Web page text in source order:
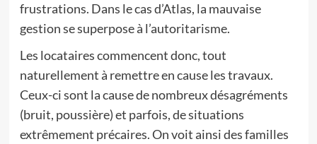
frustrations. Dans le cas d’Atlas, la mauvaise
gestion se superpose à l’autoritarisme.
Les locataires commencent donc, tout
naturellement à remettre en cause les travaux.
Ceux-ci sont la cause de nombreux désagréments
(bruit, poussière) et parfois, de situations
extrêmement précaires. On voit ainsi des familles